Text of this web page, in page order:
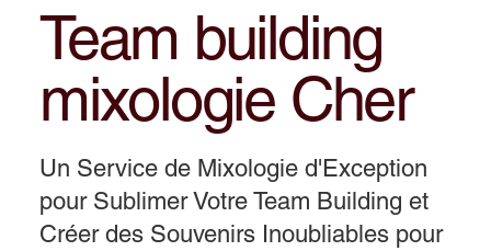
Team building
mixologie Cher
Un Service de Mixologie d'Exception
pour Sublimer Votre Team Building et
Créer des Souvenirs Inoubliables pour